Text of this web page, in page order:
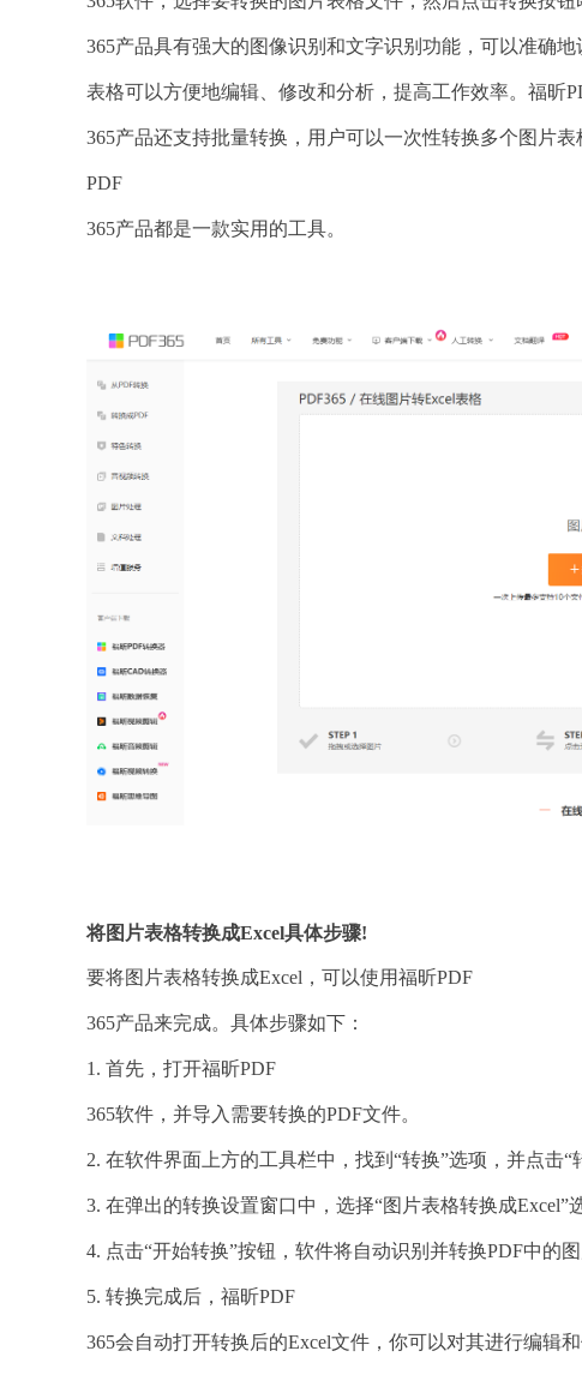
365产品具有强大的图像识别和文字识别功能，可以准确
表格可以方便地编辑、修改和分析，提高工作效率。福昕
365产品还支持批量转换，用户可以一次性转换多个图片
PDF
365产品都是一款实用的工具。
将图片表格转换成Excel具体步骤!
要将图片表格转换成Excel，可以使用福昕PDF
365产品来完成。具体步骤如下：
1. 首先，打开福昕PDF
365软件，并导入需要转换的PDF文件。
2. 在软件界面上方的工具栏中，找到“转换”选项，并点击“
3. 在弹出的转换设置窗口中，选择“图片表格转换成Excel”
4. 点击“开始转换”按钮，软件将自动识别并转换PDF中的图
5. 转换完成后，福昕PDF
365会自动打开转换后的Excel文件，你可以对其进行编辑和